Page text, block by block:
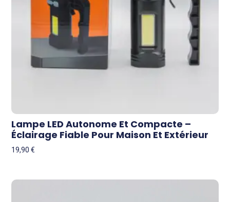
Lampe LED Autonome Et Compacte –
Éclairage Fiable Pour Maison Et Extérieur
19,90€